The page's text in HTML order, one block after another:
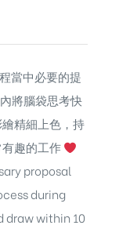
當中必要的提
將腦袋思考快
精細上色，持
趣的工作
proposal
during
draw within 10